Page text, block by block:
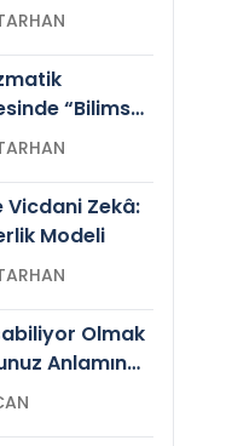
Nevzat TARHAN
“Bilimsel
Nevzat TARHAN
Vicdani Zekâ:
Modeli
Nevzat TARHAN
Olmak
Anlamına